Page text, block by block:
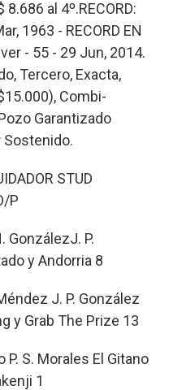
al 4º.RECORD:
1963 - RECORD EN
- 55 - 29 Jun, 2014.
Tercero, Exacta,
Combi-
Garantizado
Sostenido.
STUD
P
GonzálezJ. P.
y Andorria 8
J. P. González
y Grab The Prize 13
P. S. Morales El Gitano
1